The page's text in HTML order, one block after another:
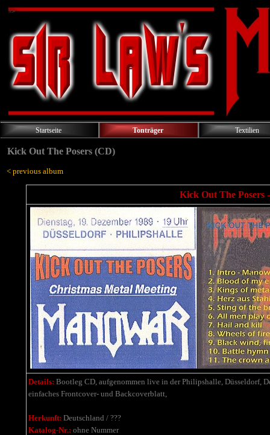
Startseite Tonträger Textilien
Kick Out The Posers (CD)
< previous album
Kick Out The Posers
Details: Bootleg CD, aufgenommen live in der Philipshalle, Düsseldorf,
einfaches Frontcover- und Backcoverblatt,
Herkunft: Deutschland / ???
Katalog-Nr.: ohne Nummer